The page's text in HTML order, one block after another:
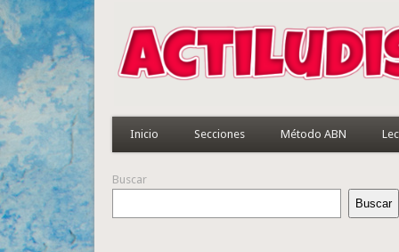
Inicio Secciones Método ABN
Buscar
Buscar